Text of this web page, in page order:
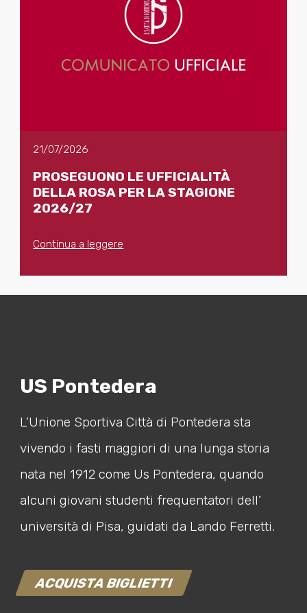
21/07/2026
PROSEGUONO LE UFFICIALITÀ
DELLA ROSA PER LA STAGIONE
2026/27
Continua a leggere
US Pontedera
L’Unione Sportiva Città di Pontedera sta
vivendo i fasti maggiori di una lunga storia
nata nel 1912 come Us Pontedera, quando
alcuni giovani studenti frequentatori dell’
università di Pisa, guidati da Lando Ferretti.
ACQUISTA BIGLIETTI